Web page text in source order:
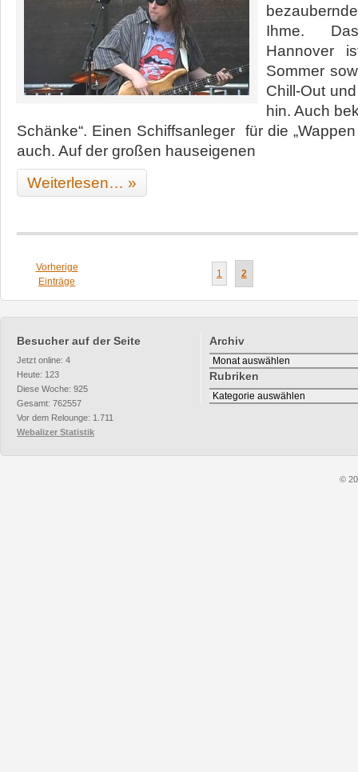
Ihme.
Hannover
Sommer
Chill-Out
hin. Auch
Schänke“. Einen Schiffsanleger für die
auch. Auf der großen hauseigenen
Weiterlesen… »
Vorherige
Einträge
1 2
Besucher auf der Seite
Jetzt online: 4
Heute: 123
Diese Woche: 925
Gesamt: 762557
Vor dem Relounge: 1.711
Webalizer Statistik
Archiv
Archiv
Rubriken
Rubriken
©